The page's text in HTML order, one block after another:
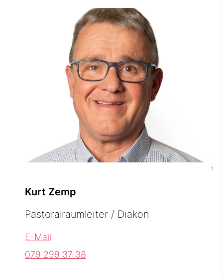
Kurt Zemp
Pastoralraumleiter / Diakon
E-Mail
079 299 37 38